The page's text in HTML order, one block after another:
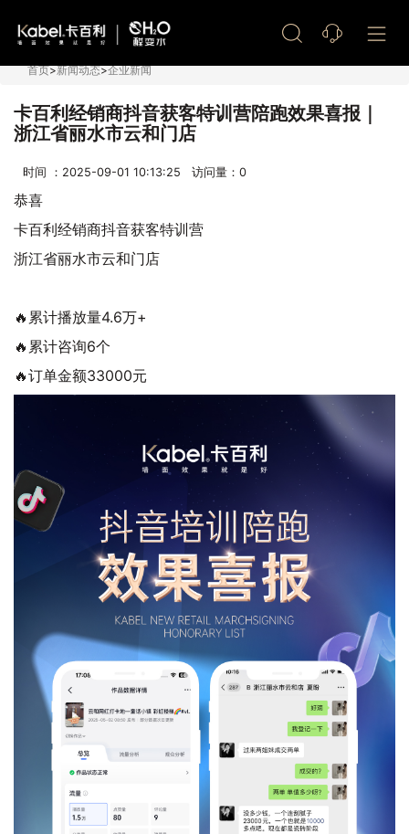
首页>新闻动态>企业新闻
卡百利经销商抖音获客特训营陪跑效果喜报｜
浙江省丽水市云和门店
时间 ：2025-09-01 10:13:25 访问量： 0
恭喜
卡百利经销商抖音获客特训营
浙江省丽水市云和门店
🔥累计播放量4.6万+
🔥累计咨询6个
🔥订单金额33000元